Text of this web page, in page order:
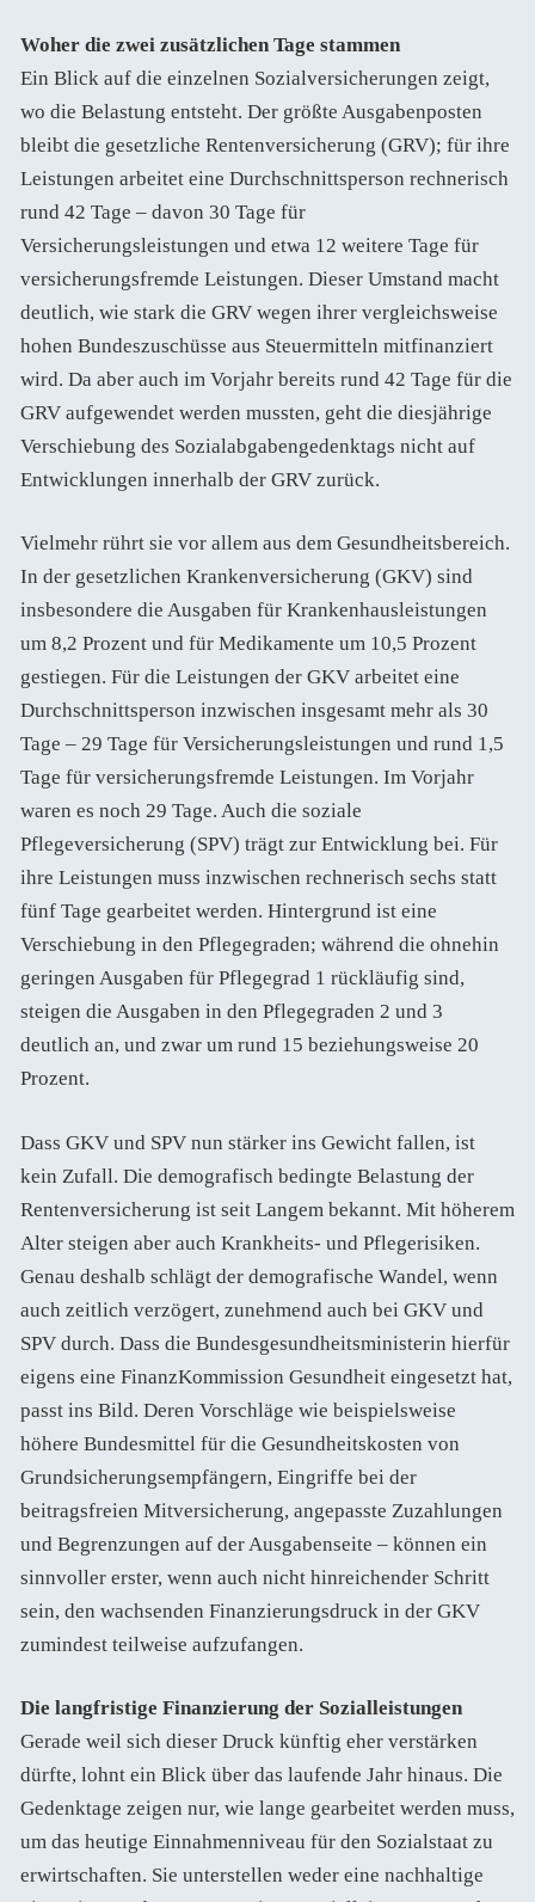
Woher die zwei zusätzlichen Tage stammen
Ein Blick auf die einzelnen Sozialversicherungen zeigt,
wo die Belastung entsteht. Der größte Ausgabenposten
bleibt die gesetzliche Rentenversicherung (GRV); für ihre
Leistungen arbeitet eine Durchschnittsperson rechnerisch
rund 42 Tage – davon 30 Tage für
Versicherungsleistungen und etwa 12 weitere Tage für
versicherungsfremde Leistungen. Dieser Umstand macht
deutlich, wie stark die GRV wegen ihrer vergleichsweise
hohen Bundeszuschüsse aus Steuermitteln mitfinanziert
wird. Da aber auch im Vorjahr bereits rund 42 Tage für die
GRV aufgewendet werden mussten, geht die diesjährige
Verschiebung des Sozialabgabengedenktags nicht auf
Entwicklungen innerhalb der GRV zurück.
Vielmehr rührt sie vor allem aus dem Gesundheitsbereich.
In der gesetzlichen Krankenversicherung (GKV) sind
insbesondere die Ausgaben für Krankenhausleistungen
um 8,2 Prozent und für Medikamente um 10,5 Prozent
gestiegen. Für die Leistungen der GKV arbeitet eine
Durchschnittsperson inzwischen insgesamt mehr als 30
Tage – 29 Tage für Versicherungsleistungen und rund 1,5
Tage für versicherungsfremde Leistungen. Im Vorjahr
waren es noch 29 Tage. Auch die soziale
Pflegeversicherung (SPV) trägt zur Entwicklung bei. Für
ihre Leistungen muss inzwischen rechnerisch sechs statt
fünf Tage gearbeitet werden. Hintergrund ist eine
Verschiebung in den Pflegegraden; während die ohnehin
geringen Ausgaben für Pflegegrad 1 rückläufig sind,
steigen die Ausgaben in den Pflegegraden 2 und 3
deutlich an, und zwar um rund 15 beziehungsweise 20
Prozent.
Dass GKV und SPV nun stärker ins Gewicht fallen, ist
kein Zufall. Die demografisch bedingte Belastung der
Rentenversicherung ist seit Langem bekannt. Mit höherem
Alter steigen aber auch Krankheits- und Pflegerisiken.
Genau deshalb schlägt der demografische Wandel, wenn
auch zeitlich verzögert, zunehmend auch bei GKV und
SPV durch. Dass die Bundesgesundheitsministerin hierfür
eigens eine FinanzKommission Gesundheit eingesetzt hat,
passt ins Bild. Deren Vorschläge wie beispielsweise
höhere Bundesmittel für die Gesundheitskosten von
Grundsicherungsempfängern, Eingriffe bei der
beitragsfreien Mitversicherung, angepasste Zuzahlungen
und Begrenzungen auf der Ausgabenseite – können ein
sinnvoller erster, wenn auch nicht hinreichender Schritt
sein, den wachsenden Finanzierungsdruck in der GKV
zumindest teilweise aufzufangen.
Die langfristige Finanzierung der Sozialleistungen
Gerade weil sich dieser Druck künftig eher verstärken
dürfte, lohnt ein Blick über das laufende Jahr hinaus. Die
Gedenktage zeigen nur, wie lange gearbeitet werden muss,
um das heutige Einnahmenniveau für den Sozialstaat zu
erwirtschaften. Sie unterstellen weder eine nachhaltige